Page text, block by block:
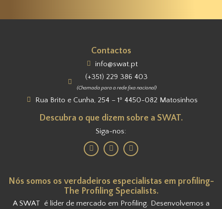
Contactos
info@swat.pt
(+351) 229 386 403
(Chamada para a rede fixa nacional)
Rua Brito e Cunha, 254 – 1º 4450-082 Matosinhos
Descubra o que dizem sobre a SWAT.
Siga-nos:
Nós somos os verdadeiros especialistas em profiling-
The Profiling Specialists.
A SWAT é líder de mercado em Profiling. Desenvolvemos a